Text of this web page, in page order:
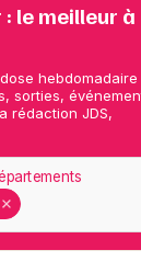
le meilleur à
hebdomadaire
sorties,
rédaction JDS,